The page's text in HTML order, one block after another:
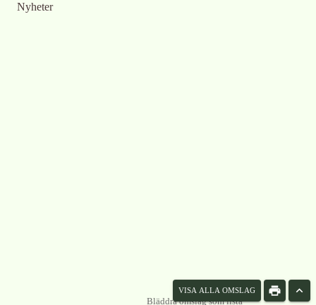
Nyheter
VISA ALLA OMSLAG
Bläddra omslag som lista